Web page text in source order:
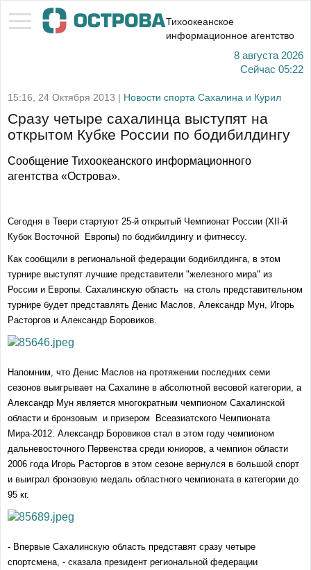
Тихоокеанское
информационное агентство
8 августа 2026
Сейчас 05:22
15:16, 24 Октября 2013 | Новости спорта Сахалина и Курил
Сразу четыре сахалинца выступят на
открытом Кубке России по бодибилдингу
Сообщение Тихоокеанского информационного
агентства «Острова».
Сегодня в Твери стартуют 25-й открытый Чемпионат России (XII-й
Кубок Восточной Европы) по бодибилдингу и фитнессу.
Как сообщили в региональной федерации бодибилдинга, в этом
турнире выступят лучшие представители "железного мира" из
России и Европы. Сахалинскую область на столь представительном
турнире будет представлять Денис Маслов, Александр Мун, Игорь
Расторгов и Александр Боровиков.
Напомним, что Денис Маслов на протяжении последних семи
сезонов выигрывает на Сахалине в абсолютной весовой категории, а
Александр Мун является многократным чемпионом Сахалинской
области и бронзовым и призером Всеазиатского Чемпионата
Мира-2012. Александр Боровиков стал в этом году чемпионом
дальневосточного Первенства среди юниоров, а чемпион области
2006 года Игорь Расторгов в этом сезоне вернулся в большой спорт
и выиграл бронзовую медаль областного чемпионата в категории до
95 кг.
- Впервые Сахалинскую область представят сразу четыре
спортсмена, - сказала президент региональной федерации